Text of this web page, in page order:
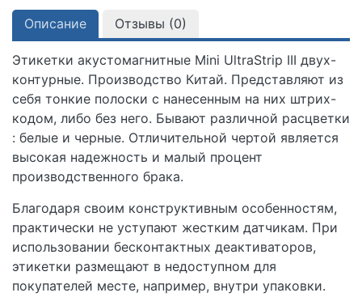
Описание Отзывы (0)
Этикетки акустомагнитные Mini UltraStrip III двух-
контурные. Производство Китай. Представляют из
себя тонкие полоски с нанесенным на них штрих-
кодом, либо без него. Бывают различной расцветки
: белые и черные. Отличительной чертой является
высокая надежность и малый процент
производственного брака.
Благодаря своим конструктивным особенностям,
практически не уступают жестким датчикам. При
использовании бесконтактных деактиваторов,
этикетки размещают в недоступном для
покупателей месте, например, внутри упаковки.